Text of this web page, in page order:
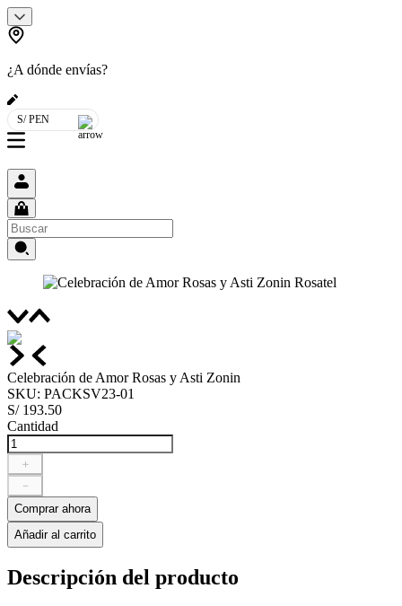
¿A dónde envías?
S/ PEN
Celebración de Amor Rosas y Asti Zonin
SKU: PACKSV23-01
S/ 193.50
Cantidad
＋
－
Comprar ahora
Añadir al carrito
Descripción del producto